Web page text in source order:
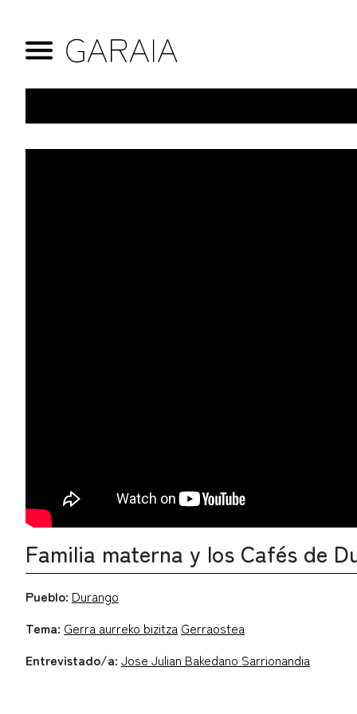
Familia materna y los Cafés de
Pueblo: Durango
Tema: Gerra aurreko bizitza Gerraostea
Entrevistado/a: Jose Julian Bakedano Sarrionandia